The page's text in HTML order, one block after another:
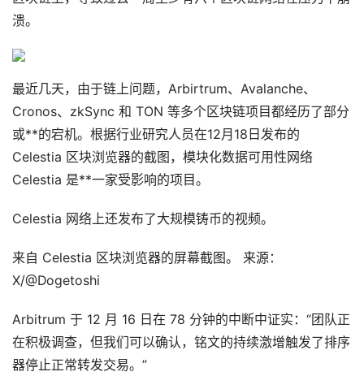
溃。
最近几天，由于链上问题，Arbirtrum、Avalanche、
Cronos、zkSync 和 TON 等多个区块链项目都经历了部分
或**的宕机。根据行业研究人员在12月18日发布的
Celestia 区块浏览器的截图，模块化数据可用性网络
Celestia 是**一家受影响的项目。
Celestia 网络上还发布了大规模铸币的视频。
来自 Celestia 区块浏览器的屏幕截图。 来源：
X/@Dogetoshi
Arbitrum 于 12 月 16 日在 78 分钟的中断中证实：“团队正
在积极调查，但我们可以确认，铭文的持续激增触发了排序
器停止正常转发交易。”